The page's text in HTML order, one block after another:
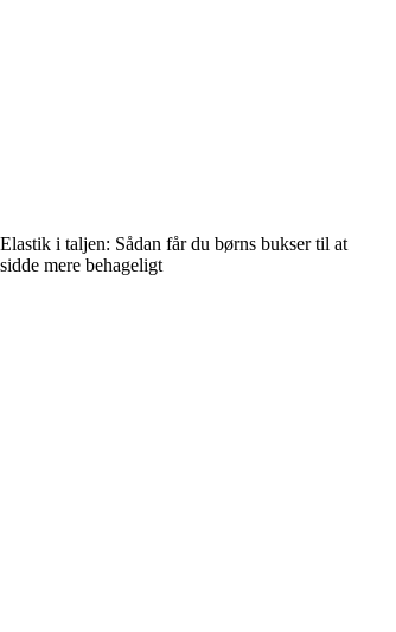
Elastik i taljen: Sådan får du børns bukser til at
sidde mere behageligt